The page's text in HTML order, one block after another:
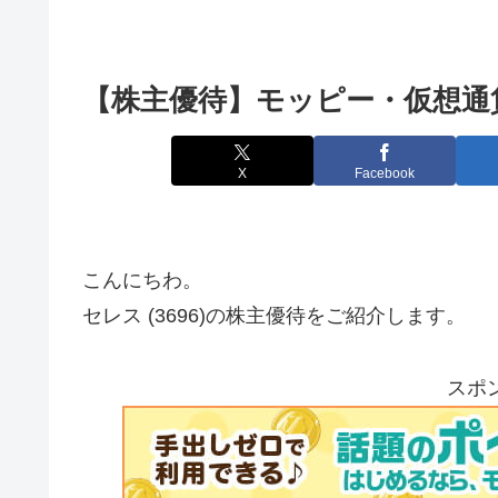
【株主優待】モッピー・仮想
X Facebook
こんにちわ。
セレス (3696)の株主優待をご紹介します。
スポ